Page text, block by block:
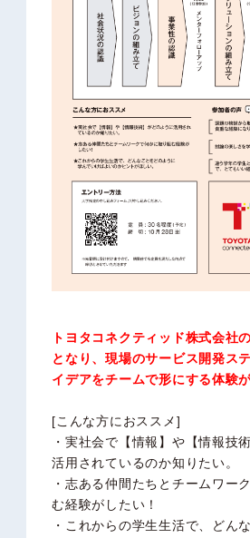
トヨタコネクティッド株式会社
となり、現場のサービス開発ス
イデアをチームで形にする体験
[こんな方におススメ]
・実社会で【情報】や【情報技
活用されているのか知りたい。
・志ある仲間たちとチームワー
む経験がしたい！
・これからの学生生活で、どん